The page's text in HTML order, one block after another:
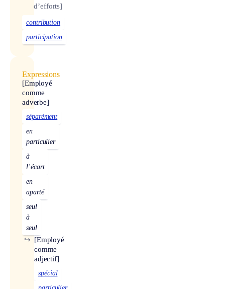
d’efforts]
contribution
participation
Expressions
[Employé
comme
adverbe]
séparément
en
particulier
à
l’écart
en
aparté
seul
à
seul
[Employé
comme
adjectif]
↪
spécial